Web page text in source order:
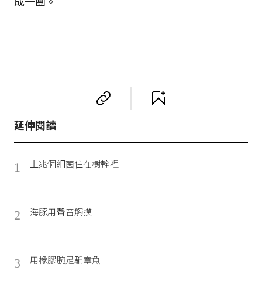
延伸閱讀
1 上兆個細菌住在樹幹裡
2 海豚用聲音觸摸
3 用橡膠腕足騙章魚